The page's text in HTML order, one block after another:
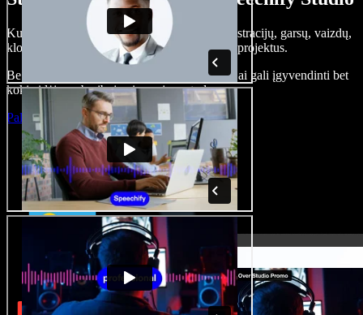
Kurkite įgarsinimus, pridėkite nemokamų iliustracijų, garsų, vaizdų,
klonuokite balsą – kurkite pilnus, įspūdingus projektus.
Be jokių mokymų ir viskas naršyklėje – kūrėjai gali įgyvendinti bet
kokią idėją, neberibojami senųjų metodų.
Paleisti studiją